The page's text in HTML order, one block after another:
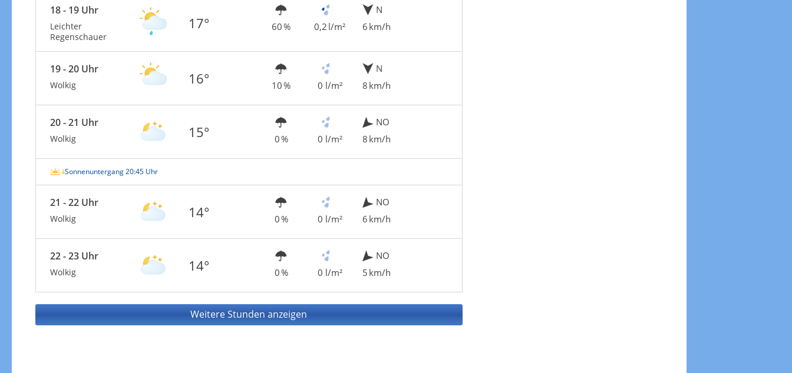
18 - 19 Uhr
Leichter
Regenschauer
17° 60 % 0,2 l/m²
N
6 km/h
19 - 20 Uhr
Wolkig 16° 10 % 0 l/m²
N
8 km/h
20 - 21 Uhr
Wolkig 15° 0 % 0 l/m²
NO
8 km/h
Sonnenuntergang 20:45 Uhr
21 - 22 Uhr
Wolkig 14° 0 % 0 l/m²
NO
6 km/h
22 - 23 Uhr
Wolkig 14° 0 % 0 l/m²
NO
5 km/h
Weitere Stunden anzeigen